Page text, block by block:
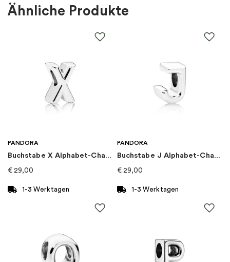
:
Kollektion : Pandora Timeless
Ähnliche Produkte
PANDORA
Buchstabe X Alphabet-Charm
€ 29,00
1-3 Werktagen
PANDORA
Buchstabe J Alphabet-Charm
€ 29,00
1-3 Werktagen